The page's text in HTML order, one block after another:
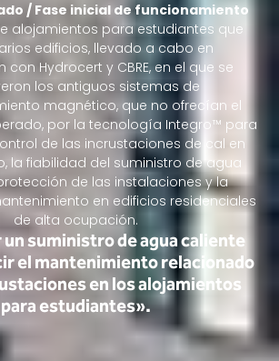
/ Fase inicial de funcionamiento
alojamientos para estudiantes que
edificios, llevado a cabo en
Hydrocert y CBRE, en el que se
los antiguos sistemas de
magnético, que no ofrecían el
por la tecnología Integro™ para
de las incrustaciones de cal en
la fiabilidad del suministro de agua
de las instalaciones y la
en edificios residenciales
de alta ocupación.
suministro de agua caliente
el mantenimiento relacionado
en los alojamientos
para estudiantes».